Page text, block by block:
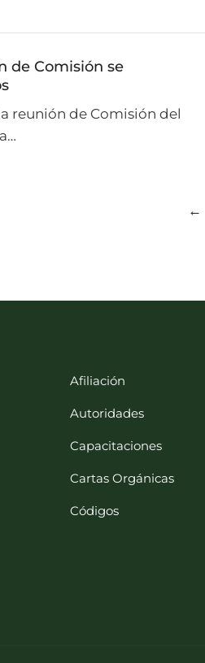
de Comisión se
reunión de Comisión del
←
Afiliación
Autoridades
Capacitaciones
Cartas Orgánicas
Códigos